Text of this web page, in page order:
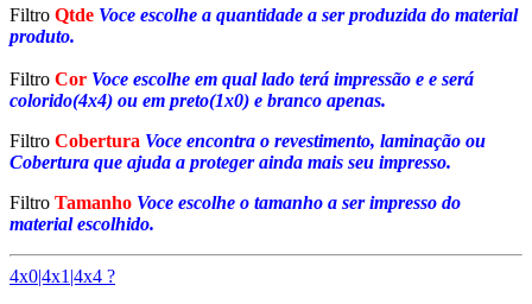
Filtro Qtde Voce escolhe a quantidade a ser produzida do material
produto.
Filtro Cor Voce escolhe em qual lado terá impressão e e será
colorido(4x4) ou em preto(1x0) e branco apenas.
Filtro Cobertura Voce encontra o revestimento, laminação ou
Cobertura que ajuda a proteger ainda mais seu impresso.
Filtro Tamanho Voce escolhe o tamanho a ser impresso do
material escolhido.
4x0|4x1|4x4 ?